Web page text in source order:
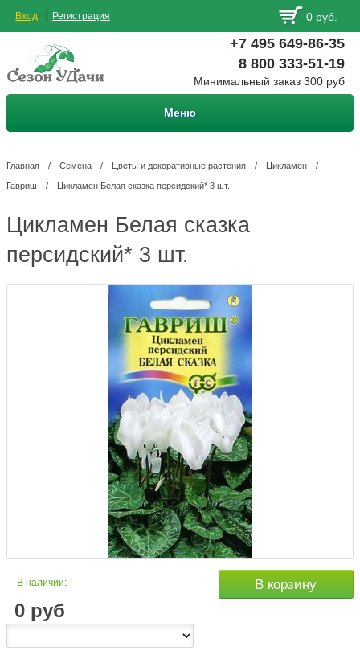
Вход Регистрация 0 руб.
+7 495 649-86-35
8 800 333-51-19
Минимальный заказ 300 руб
Меню
Главная / Семена / Цветы и декоративные растения / Цикламен /
Гавриш / Цикламен Белая сказка персидский* 3 шт.
Цикламен Белая сказка
персидский* 3 шт.
В наличии:
0 руб
В корзину